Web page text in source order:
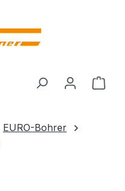
EURO-Bohrer